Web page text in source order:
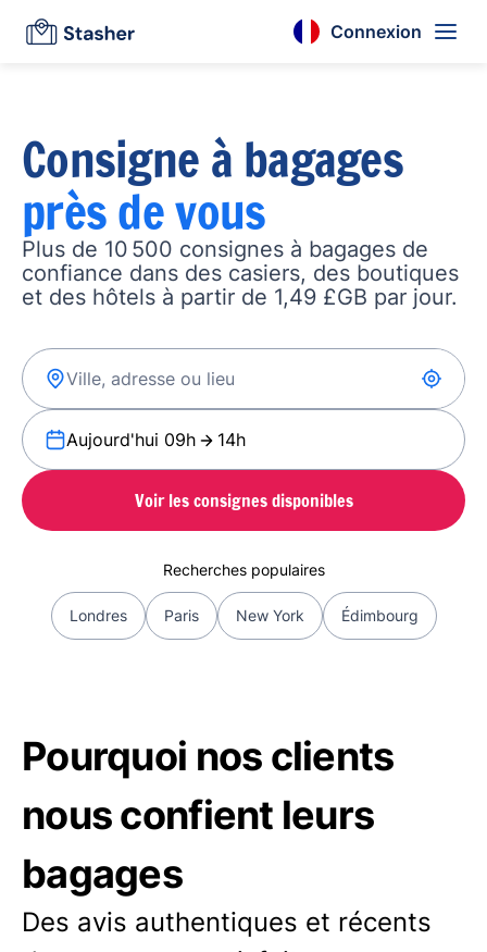
Connexion
Consigne à bagages
près de vous
Plus de 10 500 consignes à bagages de
confiance dans des casiers, des boutiques
et des hôtels à partir de 1,49 £GB par jour.
Aujourd'hui 09h 14h
Voir les consignes disponibles
Recherches populaires
Londres Paris New York Édimbourg
Pourquoi nos clients
nous confient leurs
bagages
Des avis authentiques et récents